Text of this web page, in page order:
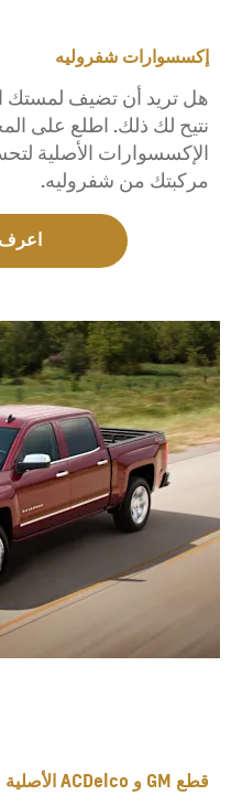
إكسسوارات شفروليه
هل تريد أن تضيف لمستك
نتيح لك ذلك. اطلع على
الإكسسوارات الأصلية
مركبتك من شفروليه.
اعرف
قطع GM و ACDelco الأصلية